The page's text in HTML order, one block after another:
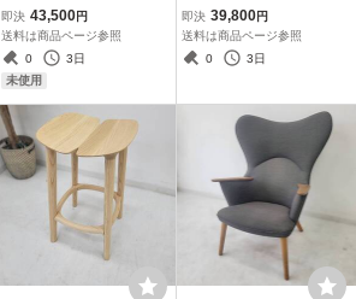
GIS マジス デジャヴハイ
カウンタースツール ポリ
ッシュアルミニウム 深澤
直人デザイン
即決 43,500円
送料は商品ページ参照
0
3日
未使用
ルニ Roundish ラウンデ
ィッシュ アームチェア■
管理番号：D-06-35
即決 39,800円
送料は商品ページ参照
0
3日